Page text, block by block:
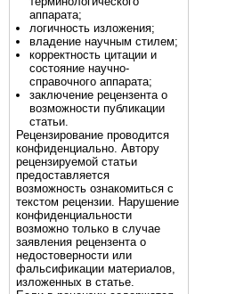
аппарата;
логичность изложения;
владение научным стилем;
корректность цитации и
состояние научно-
справочного аппарата;
заключение рецензента о
возможности публикации
статьи.
Рецензирование проводится
конфиденциально. Автору
рецензируемой статьи
предоставляется
возможность ознакомиться с
текстом рецензии. Нарушение
конфиденциальности
возможно только в случае
заявления рецензента о
недостоверности или
фальсификации материалов,
изложенных в статье.